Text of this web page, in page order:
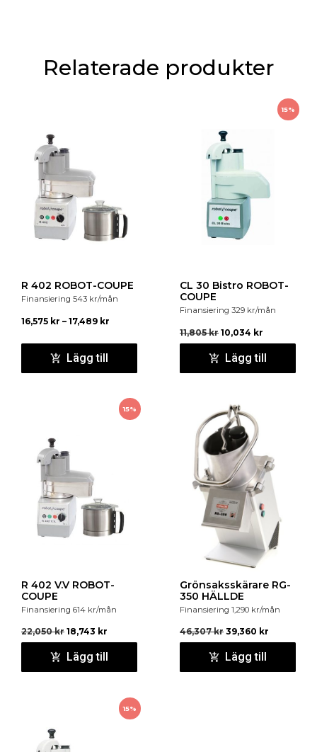
Relaterade produkter
R 402 ROBOT-COUPE
Finansiering 543 kr/mån
16,575 kr – 17,489 kr
Lägg till
15%
CL 30 Bistro ROBOT-
COUPE
Finansiering 329 kr/mån
11,805kr 10,034 kr
Lägg till
15%
R 402 V.V ROBOT-
COUPE
Finansiering 614 kr/mån
22,050kr 18,743 kr
Lägg till
Grönsaksskärare RG-
350 HÄLLDE
Finansiering 1,290 kr/mån
46,307kr 39,360 kr
Lägg till
15%